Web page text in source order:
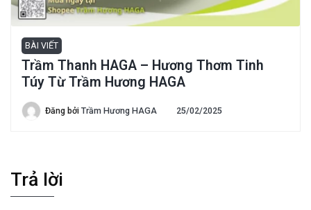
BÀI VIẾT
Trầm Thanh HAGA – Hương Thơm Tinh
Túy Từ Trầm Hương HAGA
Đăng bởi Trầm Hương HAGA 25/02/2025
Trả lời